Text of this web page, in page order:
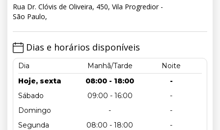
Rua Dr. Clóvis de Oliveira, 450, Vila Progredior -
São Paulo,
Dias e horários disponíveis
Dia Manhã/Tarde
Noite
Hoje, sexta
08:00 - 18:00
-
Sábado
09:00 - 16:00
-
Domingo
-
-
Segunda
08:00 - 18:00
-